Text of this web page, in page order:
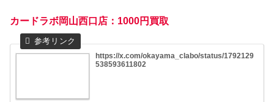
カードラボ岡山西口店：1000円買取
https://x.com/okayama_clabo/status/1792129
538593611802